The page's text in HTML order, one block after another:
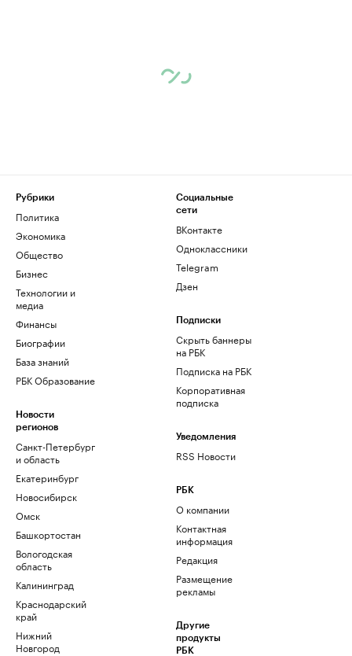
Рубрики
Политика
Экономика
Общество
Бизнес
Технологии и
медиа
Финансы
Биографии
База знаний
РБК Образование
Новости
регионов
Санкт-Петербург
и область
Екатеринбург
Новосибирск
Омск
Башкортостан
Вологодская
область
Калининград
Краснодарский
край
Нижний
Новгород
Социальные
сети
ВКонтакте
Одноклассники
Telegram
Дзен
Подписки
Скрыть баннеры
на РБК
Подписка на РБК
Корпоративная
подписка
Уведомления
RSS Новости
РБК
О компании
Контактная
информация
Редакция
Размещение
рекламы
Другие
продукты
РБК